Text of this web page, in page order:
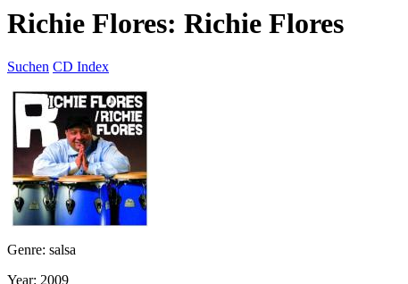
Richie Flores: Richie Flores
Suchen CD Index
Genre: salsa
Year: 2009